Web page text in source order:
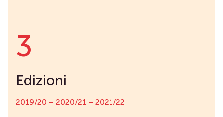
3
Edizioni
2019/20 – 2020/21 – 2021/22